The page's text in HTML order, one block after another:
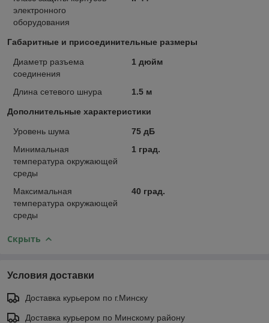
электронного
оборудования
Габаритные и присоединительные размеры
Диаметр разъема
соединения
1 дюйм
Длина сетевого шнура 1.5 м
Дополнительные характеристики
Уровень шума
75 дБ
Минимальная
температура окружающей
среды
1 град.
Максимальная
температура окружающей
среды
40 град.
Скрыть
Условия доставки
Доставка курьером по г.Минску
Доставка курьером по Минскому району